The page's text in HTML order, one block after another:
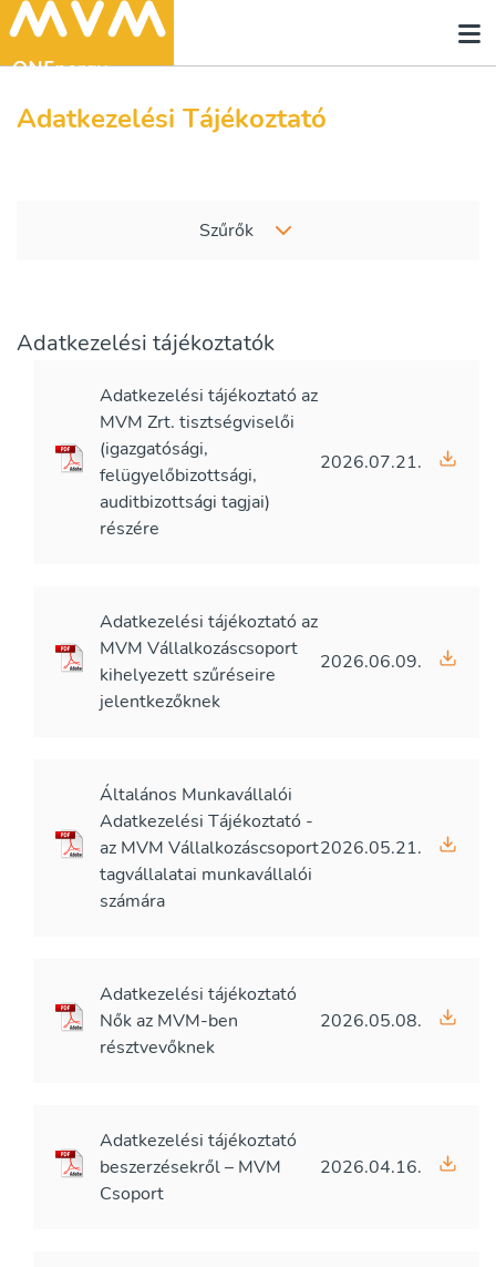
Adatkezelési Tájékoztató
Szűrők
Adatkezelési tájékoztatók
Adatkezelési tájékoztató az
MVM Zrt. tisztségviselői
(igazgatósági,
felügyelőbizottsági,
auditbizottsági tagjai)
részére
2026.07.21.
Adatkezelési tájékoztató az
MVM Vállalkozáscsoport
kihelyezett szűréseire
jelentkezőknek
2026.06.09.
Általános Munkavállalói
Adatkezelési Tájékoztató -
az MVM Vállalkozáscsoport
tagvállalatai munkavállalói
számára
2026.05.21.
Adatkezelési tájékoztató
Nők az MVM-ben
résztvevőknek
2026.05.08.
Adatkezelési tájékoztató
beszerzésekről – MVM
Csoport
2026.04.16.